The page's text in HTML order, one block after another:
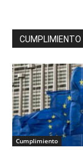
CUMPLIMIENTO
Cumplimiento